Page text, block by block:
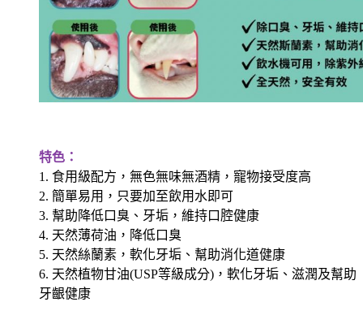
特色：
1. 食用級配方，無色無味無酒精，寵物接受度高
2. 簡單易用，只要加至飲用水即可
3. 幫助降低口臭、牙垢，維持口腔健康
4. 天然薄荷油，降低口臭
5. 天然絲蘭素，軟化牙垢、幫助消化道健康
6. 天然植物甘油(USP等級成分)，軟化牙垢、滋潤及幫助
牙齦健康